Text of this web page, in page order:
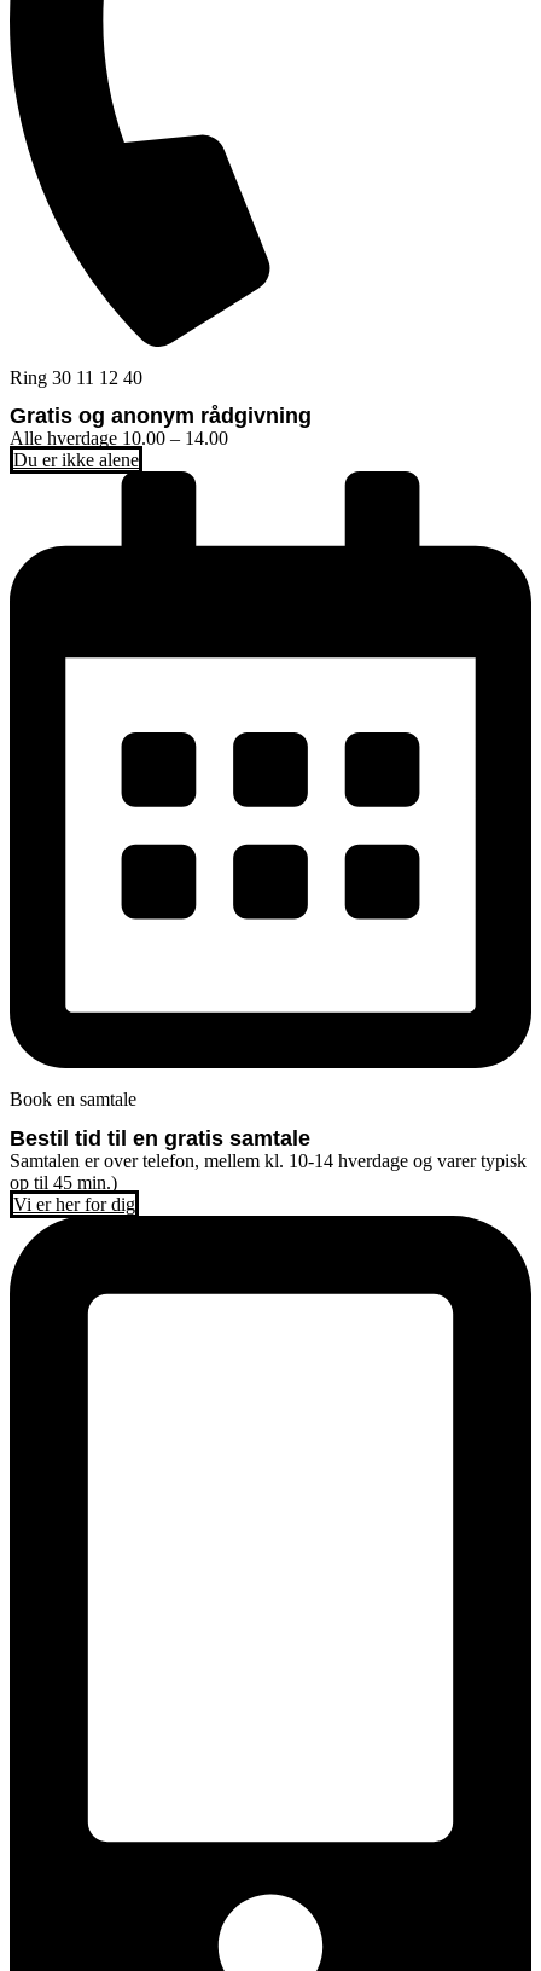
Ring 30 11 12 40
Gratis og anonym rådgivning
Alle hverdage 10.00 – 14.00
Du er ikke alene
Book en samtale
Bestil tid til en gratis samtale
Samtalen er over telefon, mellem kl. 10-14 hverdage og varer typisk
op til 45 min.)
Vi er her for dig